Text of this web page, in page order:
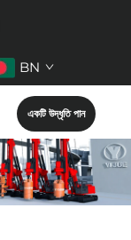
BN
একটি উদ্ধৃতি পান